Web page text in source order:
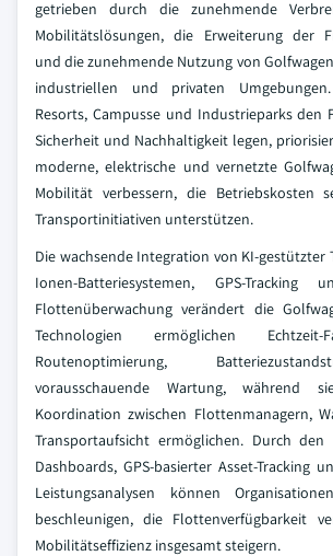
getrieben durch die zunehmende
Mobilitätslösungen, die Erweiterung der
und die zunehmende Nutzung von
industriellen und privaten
Resorts, Campusse und Industrieparks den
Sicherheit und Nachhaltigkeit legen,
moderne, elektrische und vernetzte
Mobilität verbessern, die Betriebskosten
Transportinitiativen unterstützen.
Die wachsende Integration von KI-gestützter
Ionen-Batteriesystemen, GPS-Tracking
Flottenüberwachung verändert die
Technologien ermöglichen Echtzeit-
Routenoptimierung,
vorausschauende Wartung, während
Koordination zwischen Flottenmanagern,
Transportaufsicht ermöglichen. Durch den
Dashboards, GPS-basierter Asset-Tracking
Leistungsanalysen können
beschleunigen, die Flottenverfügbarkeit
Mobilitätseffizienz insgesamt steigern.